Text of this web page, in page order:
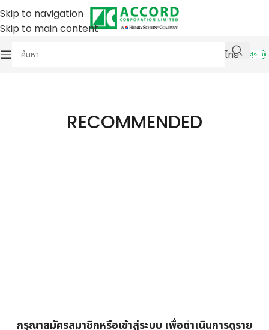
Skip to navigation
Skip to main content
ไทย
เข้าสู่ระบบ
RECOMMENDED
กรุณาสมัครสมาชิกหรือเข้าสู่ระบบ เพื่อดำเนินการดูราย